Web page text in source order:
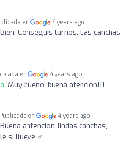
en 4 years ago
Bien. Conseguis turnos. Las canchas
en 4 years ago
Muy bueno, buena atención!!!
Publicada en 4 years ago
Buena antencion, lindas canchas,
si llueve ‍♂️